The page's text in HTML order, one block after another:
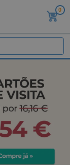
0